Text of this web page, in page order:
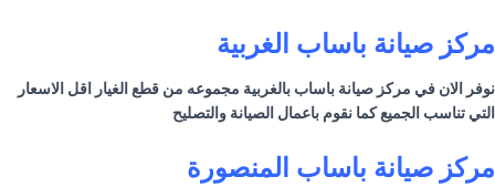
مركز صيانة باساب الغربية
نوفر الان في مركز صيانة باساب بالغربية مجموعه من قطع الغيار اقل الاسعار
التي تناسب الجميع كما نقوم باعمال الصيانة والتصليح
مركز صيانة باساب المنصورة